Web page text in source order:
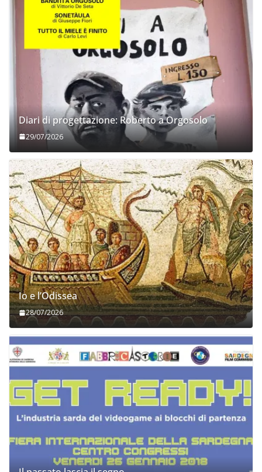
Diari di progettazione: Roberto a Orgosolo
29/07/2026
Io e l’Odissea
28/07/2026